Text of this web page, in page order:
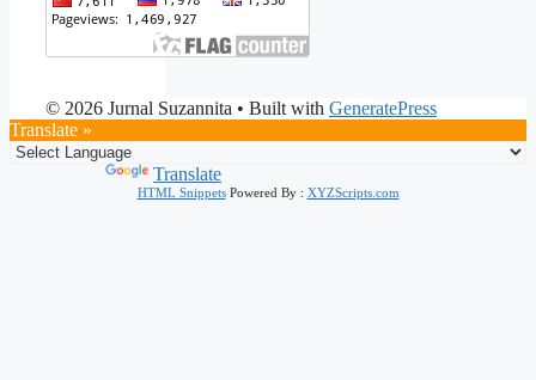
© 2026 Jurnal Suzannita • Built with GeneratePress
Translate »
Translate
HTML SnippetsPowered By : XYZScripts.com